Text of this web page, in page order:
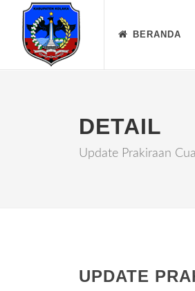
BERANDA
DETAIL
Update Prakiraan
UPDATE